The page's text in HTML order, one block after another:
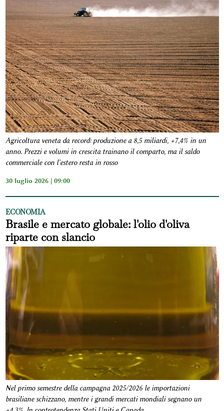
Agricoltura veneta da record: produzione a 8,5 miliardi, +7,4% in un
anno. Prezzi e volumi in crescita trainano il comparto, ma il saldo
commerciale con l'estero resta in rosso
30 luglio 2026 | 09:00
ECONOMIA
Brasile e mercato globale: l'olio d'oliva
riparte con slancio
Nel primo semestre della campagna 2025/2026 le importazioni
brasiliane schizzano, mentre i grandi mercati mondiali segnano un